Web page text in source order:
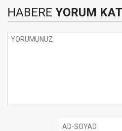
HABERE YORUM KAT